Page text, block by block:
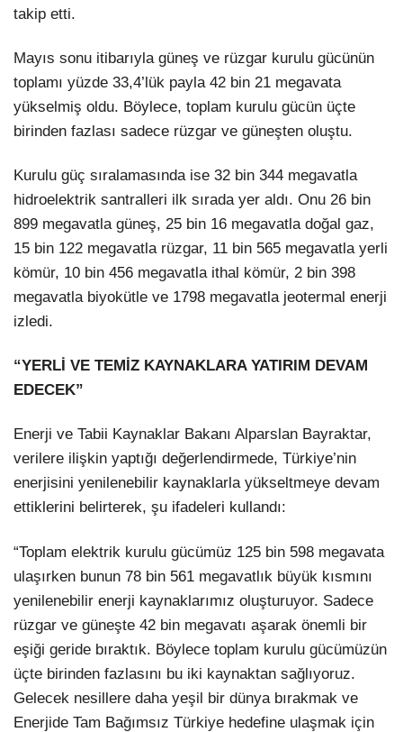
takip etti.
Mayıs sonu itibarıyla güneş ve rüzgar kurulu gücünün
toplamı yüzde 33,4’lük payla 42 bin 21 megavata
yükselmiş oldu. Böylece, toplam kurulu gücün üçte
birinden fazlası sadece rüzgar ve güneşten oluştu.
Kurulu güç sıralamasında ise 32 bin 344 megavatla
hidroelektrik santralleri ilk sırada yer aldı. Onu 26 bin
899 megavatla güneş, 25 bin 16 megavatla doğal gaz,
15 bin 122 megavatla rüzgar, 11 bin 565 megavatla yerli
kömür, 10 bin 456 megavatla ithal kömür, 2 bin 398
megavatla biyokütle ve 1798 megavatla jeotermal enerji
izledi.
“YERLİ VE TEMİZ KAYNAKLARA YATIRIM DEVAM
EDECEK”
Enerji ve Tabii Kaynaklar Bakanı Alparslan Bayraktar,
verilere ilişkin yaptığı değerlendirmede, Türkiye’nin
enerjisini yenilenebilir kaynaklarla yükseltmeye devam
ettiklerini belirterek, şu ifadeleri kullandı:
“Toplam elektrik kurulu gücümüz 125 bin 598 megavata
ulaşırken bunun 78 bin 561 megavatlık büyük kısmını
yenilenebilir enerji kaynaklarımız oluşturuyor. Sadece
rüzgar ve güneşte 42 bin megavatı aşarak önemli bir
eşiği geride bıraktık. Böylece toplam kurulu gücümüzün
üçte birinden fazlasını bu iki kaynaktan sağlıyoruz.
Gelecek nesillere daha yeşil bir dünya bırakmak ve
Enerjide Tam Bağımsız Türkiye hedefine ulaşmak için